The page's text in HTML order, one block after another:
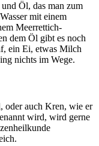
Öl, das man zum
mit einem
Meerrettich-
dem Öl gibt es noch
ein Ei, etwas Milch
nichts im Wege.
oder auch Kren, wie er
wird, wird gerne